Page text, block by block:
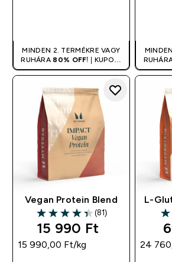
MINDEN 2. TERMÉKRE VAGY
RUHÁRA 80% OFF! | KUPON:
DUPLA
Vegan Protein Blend
4.36 out of 5 stars
(81)
15 990 Ft‎
15 990,00 Ft‎/kg
L-
5
24